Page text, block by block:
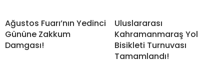
Ağustos Fuarı’nın Yedinci
Gününe Zakkum
Damgası!
Uluslararası
Kahramanmaraş Yol
Bisikleti Turnuvası
Tamamlandı!